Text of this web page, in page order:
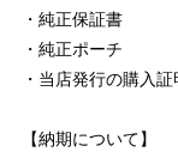
・純正保証書
・純正ポーチ
・当店発行の購入証
【納期について】